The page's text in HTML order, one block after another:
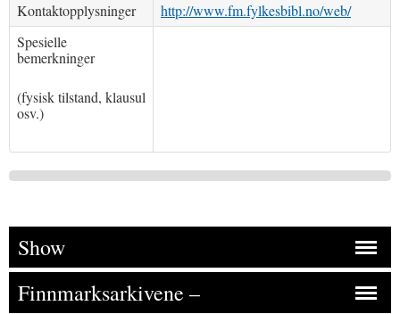
Kontaktopplysninger
http://www.fm.fylkesbibl.no/web/
Spesielle
bemerkninger
(fysisk tilstand, klausul
osv.)
Show
Finnmarksarkivene –